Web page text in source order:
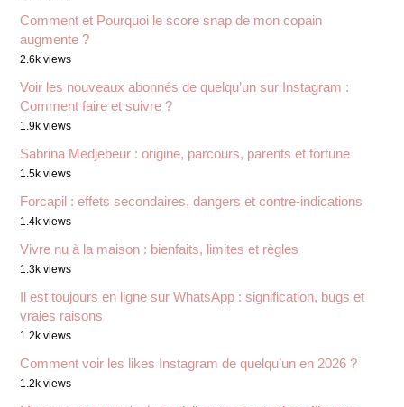
Comment et Pourquoi le score snap de mon copain
augmente ?
2.6k views
Voir les nouveaux abonnés de quelqu’un sur Instagram :
Comment faire et suivre ?
1.9k views
Sabrina Medjebeur : origine, parcours, parents et fortune
1.5k views
Forcapil : effets secondaires, dangers et contre-indications
1.4k views
Vivre nu à la maison : bienfaits, limites et règles
1.3k views
Il est toujours en ligne sur WhatsApp : signification, bugs et
vraies raisons
1.2k views
Comment voir les likes Instagram de quelqu’un en 2026 ?
1.2k views